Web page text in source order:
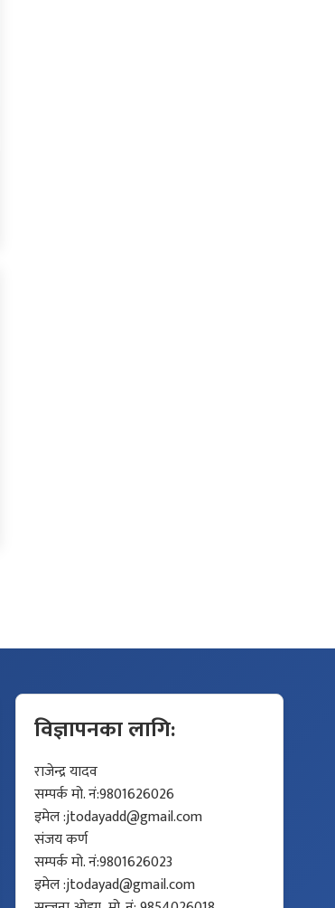
विज्ञापनका लागि:
राजेन्द्र यादव
सम्पर्क मो. नं:9801626026
इमेल :jtodayadd@gmail.com
संजय कर्ण
सम्पर्क मो. नं:9801626023
इमेल :jtodayad@gmail.com